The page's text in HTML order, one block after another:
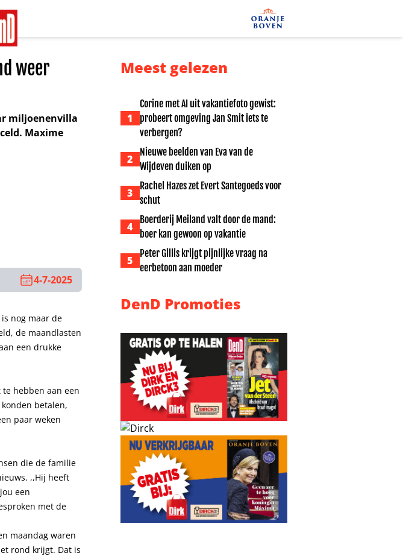
weer
miljoenenvilla
Maxime
4-7-2025
nog maar de
de maandlasten
een drukke
hebben aan een
betalen,
paar weken
die de familie
,,Hij heeft
een
met de
maandag waren
rond krijgt. Dat is
Meest gelezen
1
Corine met AI uit vakantiefoto gewist:
probeert omgeving Jan Smit iets te
verbergen?
2
Nieuwe beelden van Eva van de
Wijdeven duiken op
3
Rachel Hazes zet Evert Santegoeds voor
schut
4
Boerderij Meiland valt door de mand:
boer kan gewoon op vakantie
5
Peter Gillis krijgt pijnlijke vraag na
eerbetoon aan moeder
DenD Promoties